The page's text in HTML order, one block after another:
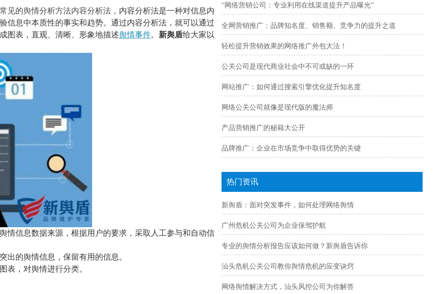
常见的舆情分析方法内容分析法， 内容分析法是一种对信息内
信息中本质性的事实和趋势。通过内容分析法，就可以通过
图表，直观、清晰、形象地描述舆情事件。 新舆盾给大家以
情信息数据来源，根据用户的要求，采取人工参与和自动信
出的舆情信息，保留有用的信息。
表，对舆情进行分类。
“网络营销公司：专业利用在线渠道提升产品曝光”
全网营销推广：品牌知名度、销售额、竞争力的提升之道
轻松提升营销效果的网络推广外包大法！
公关公司是现代商业社会中不可或缺的一环
网站推广：如何通过搜索引擎优化提升知名度
网络公关公司就像是现代版的魔法师
产品营销推广的秘籍大公开
品牌推广：企业在市场竞争中取得优势的关键
热门资讯
新舆盾：面对突发事件，如何处理网络舆情
广州危机公关公司为企业保驾护航
专业的舆情分析报告应该如何做？新舆盾告诉你
汕头危机公关公司教你舆情危机的应变诀窍
网络舆情解决方式，汕头风控公司为你解答